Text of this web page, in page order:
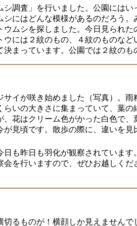
調査」を行いました。公園にはい
にはどんな模様があるのだろう。
ムシを探しました。今日見られた
には２紋のもの、４紋のものなど
まっています。公園では２紋の
イが咲き始めました（写真）。雨
いの大きさに集まっていて、葉の
花はクリーム色がかった白色で、
見頃です。散歩の際に、違いを見
も昨日も羽化が観察されています
を行いますので、ぜひお越しくだ
るものが！横顔しか見えませんで